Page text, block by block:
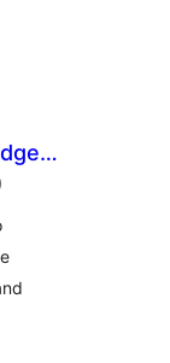
مجموعی
)